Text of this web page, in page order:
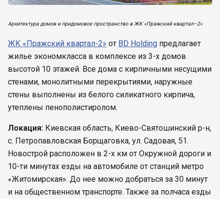
Архитектура домов и придомовое пространство в ЖК «Пражский квартал–2»
ЖК «Пражский квартал-2» от BD Holding предлагает
жилье экономкласса в комплексе из 3-х домов
высотой 10 этажей. Все дома с кирпичными несущими
стенами, монолитными перекрытиями, наружные
стены выполнены из белого силикатного кирпича,
утеплены пенополистиролом.
Локация: Киевская область, Киево-Святошинский р-н,
с. Петропавловская Борщаговка, ул. Садовая, 51.
Новострой расположен в 2-х км от Окружной дороги и
10-ти минутах езды на автомобиле от станций метро
«Житомирская». До нее можно добраться за 30 минут
и на общественном транспорте. Также за полчаса езды